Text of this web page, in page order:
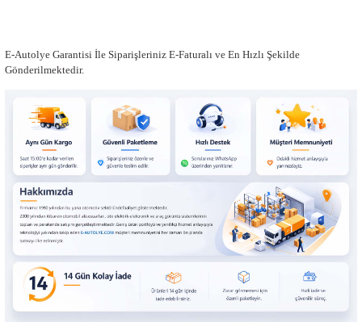
E-Autolye Garantisi İle Siparişleriniz E-Faturalı ve En Hızlı Şekilde
Gönderilmektedir.